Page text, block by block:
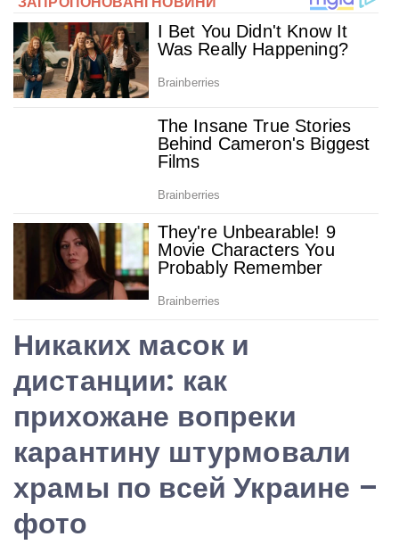
Никаких масок и
дистанции: как
прихожане вопреки
карантину штурмовали
храмы по всей Украине –
фото